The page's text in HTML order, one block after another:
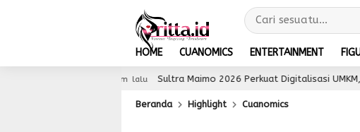
HOME CUANOMICS ENTERTAINMENT
Sultra Maimo 2026 Perkuat Digitalisasi UMKM, Pengguna QRIS
Beranda Highlight Cuanomics